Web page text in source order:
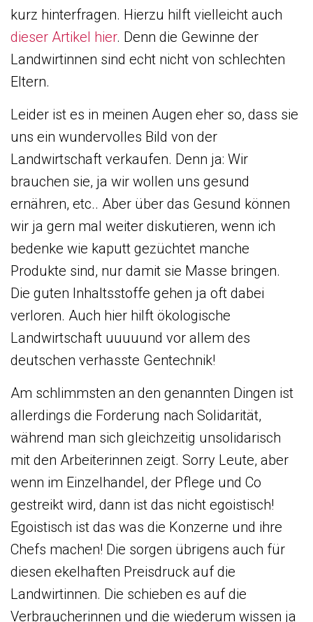
kurz hinterfragen. Hierzu hilft vielleicht auch
dieser Artikel hier. Denn die Gewinne der
Landwirtinnen sind echt nicht von schlechten
Eltern.
Leider ist es in meinen Augen eher so, dass sie
uns ein wundervolles Bild von der
Landwirtschaft verkaufen. Denn ja: Wir
brauchen sie, ja wir wollen uns gesund
ernähren, etc.. Aber über das Gesund können
wir ja gern mal weiter diskutieren, wenn ich
bedenke wie kaputt gezüchtet manche
Produkte sind, nur damit sie Masse bringen.
Die guten Inhaltsstoffe gehen ja oft dabei
verloren. Auch hier hilft ökologische
Landwirtschaft uuuuund vor allem des
deutschen verhasste Gentechnik!
Am schlimmsten an den genannten Dingen ist
allerdings die Forderung nach Solidarität,
während man sich gleichzeitig unsolidarisch
mit den Arbeiterinnen zeigt. Sorry Leute, aber
wenn im Einzelhandel, der Pflege und Co
gestreikt wird, dann ist das nicht egoistisch!
Egoistisch ist das was die Konzerne und ihre
Chefs machen! Die sorgen übrigens auch für
diesen ekelhaften Preisdruck auf die
Landwirtinnen. Die schieben es auf die
Verbraucherinnen und die wiederum wissen ja